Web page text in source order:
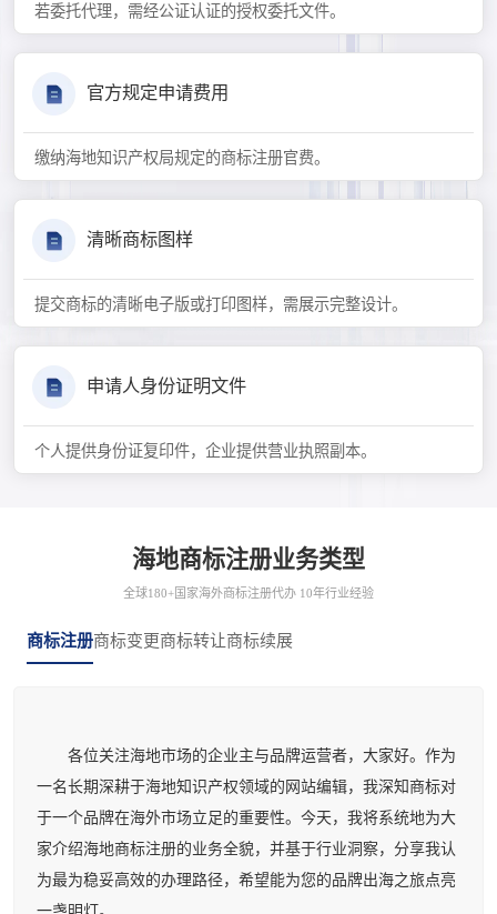
若委托代理，需经公证认证的授权委托文件。
官方规定申请费用
缴纳海地知识产权局规定的商标注册官费。
清晰商标图样
提交商标的清晰电子版或打印图样，需展示完整设计。
申请人身份证明文件
个人提供身份证复印件，企业提供营业执照副本。
海地商标注册业务类型
全球180+国家海外商标注册代办 10年行业经验
商标注册商标变更商标转让商标续展
各位关注海地市场的企业主与品牌运营者，大家好。作为
一名长期深耕于海地知识产权领域的网站编辑，我深知商标对
于一个品牌在海外市场立足的重要性。今天，我将系统地为大
家介绍海地商标注册的业务全貌，并基于行业洞察，分享我认
为最为稳妥高效的办理路径，希望能为您的品牌出海之旅点亮